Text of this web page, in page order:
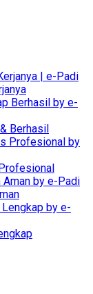
Berhasil